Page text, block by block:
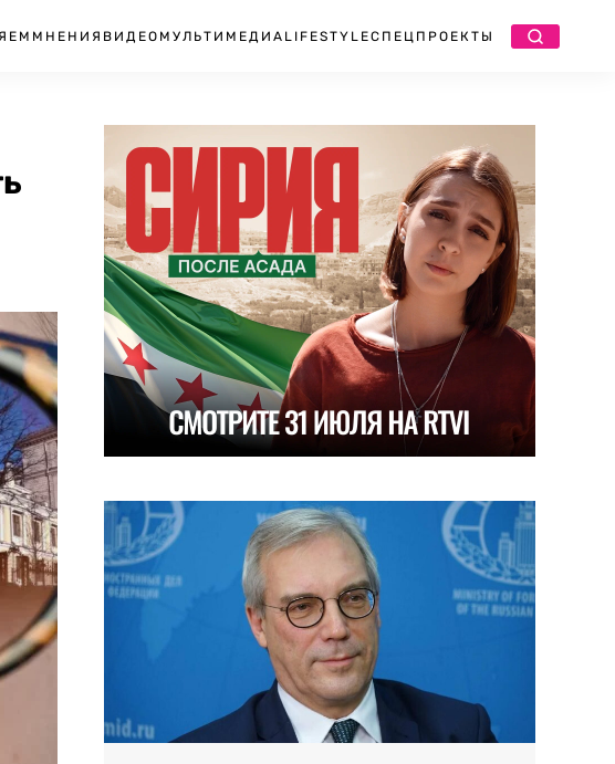
МНЕНИЯ ВИДЕО МУЛЬТИМЕДИА LIFESTYLEСПЕЦПРОЕКТЫ